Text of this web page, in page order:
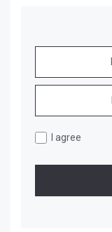
I agree